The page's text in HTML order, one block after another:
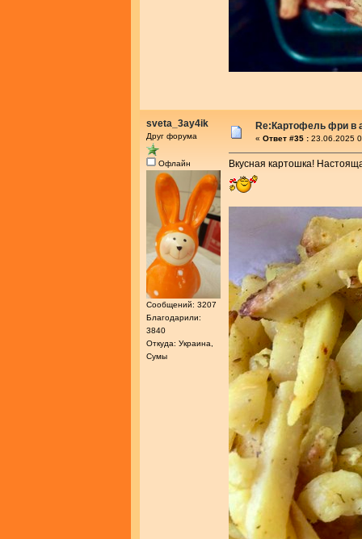
sveta_3ay4ik
Друг форума
Офлайн
Сообщений: 3207
Благодарили:
3840
Откуда: Украина,
Сумы
Re:Картофель фри в
« Ответ #35 : 23.06.2025
Вкусная картошка!